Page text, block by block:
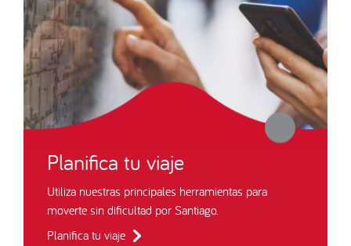
Planifica tu viaje
Utiliza nuestras principales herramientas para
moverte sin dificultad por Santiago.
Planifica tu viaje